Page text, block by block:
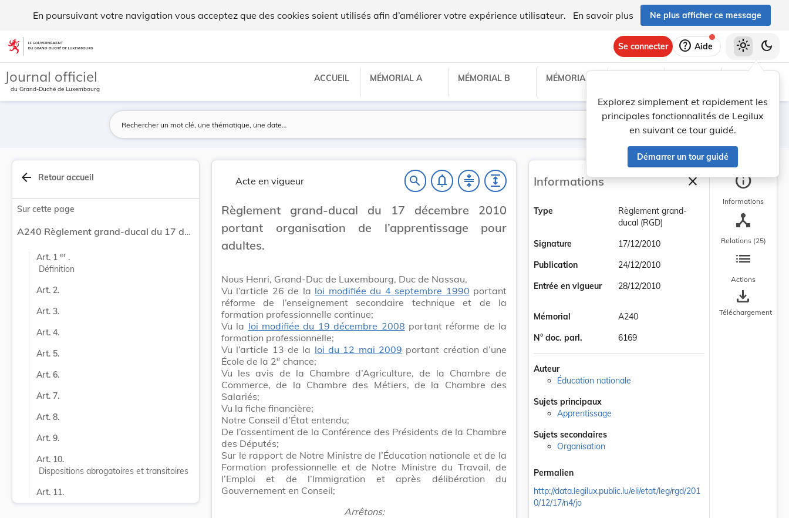
En poursuivant votre navigation vous acceptez que des cookies soient utilisés afin d’améliorer votre expérience utilisateur. En savoir plus Ne plus afficher ce message
Aller au contenu
Se connecter help Aide
Explorez simplement et rapidement les
principales fonctionnalités de Legilux
en suivant ce tour guidé.
Démarrer un tour guidé
light_mode dark_mode
Journal officiel
du Grand-Duché de Luxembourg
ACCUEIL MÉMORIAL A MÉMORIAL B MÉMORIAL C
Lancer la recherche
Filtres
arrow_back Retour accueil
Sur cette page
A240 Règlement grand-ducal du 17 décembre 2010 portant organisation de l’apprentissage pour adultes.
Art. 1 er .
Définition
Art. 2.
Art. 3.
Art. 4.
Art. 5.
Art. 6.
Art. 7.
Art. 8.
Art. 9.
Art. 10.
Dispositions abrogatoires et transitoires
Art. 11.
Acte en vigueur search notifications_none compress expand
Règlement grand-ducal du 17 décembre 2010
portant organisation de l’apprentissage pour
adultes.
Nous Henri, Grand-Duc de Luxembourg, Duc de Nassau,
Vu l’article 26 de la loi modifiée du 4 septembre 1990 portant
réforme de l’enseignement secondaire technique et de la
formation professionnelle continue;
Vu la loi modifiée du 19 décembre 2008 portant réforme de la
formation professionnelle;
Vu l’article 13 de la loi du 12 mai 2009 portant création d’une
École de la 2e chance;
Vu les avis de la Chambre d’Agriculture, de la Chambre de
Commerce, de la Chambre des Métiers, de la Chambre des
Salariés;
Vu la fiche financière;
Notre Conseil d’État entendu;
De l’assentiment de la Conférence des Présidents de la Chambre
des Députés;
Sur le rapport de Notre Ministre de l’Éducation nationale et de la
Formation professionnelle et de Notre Ministre du Travail, de
l’Emploi et de l’Immigration et après délibération du
Gouvernement en Conseil;
Arrêtons:
Informations closeFermer la barre
Type
Règlement grand-
ducal (RGD)
Signature
17/12/2010
Publication
24/12/2010
Entrée en vigueur
28/12/2010
Mémorial
A240
N° doc. parl.
6169
Auteur
Éducation nationale
Sujets principaux
Apprentissage
Sujets secondaires
Organisation
Permalien
http://data.legilux.public.lu/eli/etat/leg/rgd/201
0/12/17/n4/jo
info
Informations
device_hub
Relations (25)
list
Actions
save_alt
Téléchargement